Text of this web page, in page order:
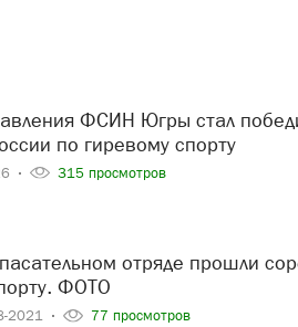
по гиревому спорту
315 просмотров
ФОТО
2021 77 просмотров